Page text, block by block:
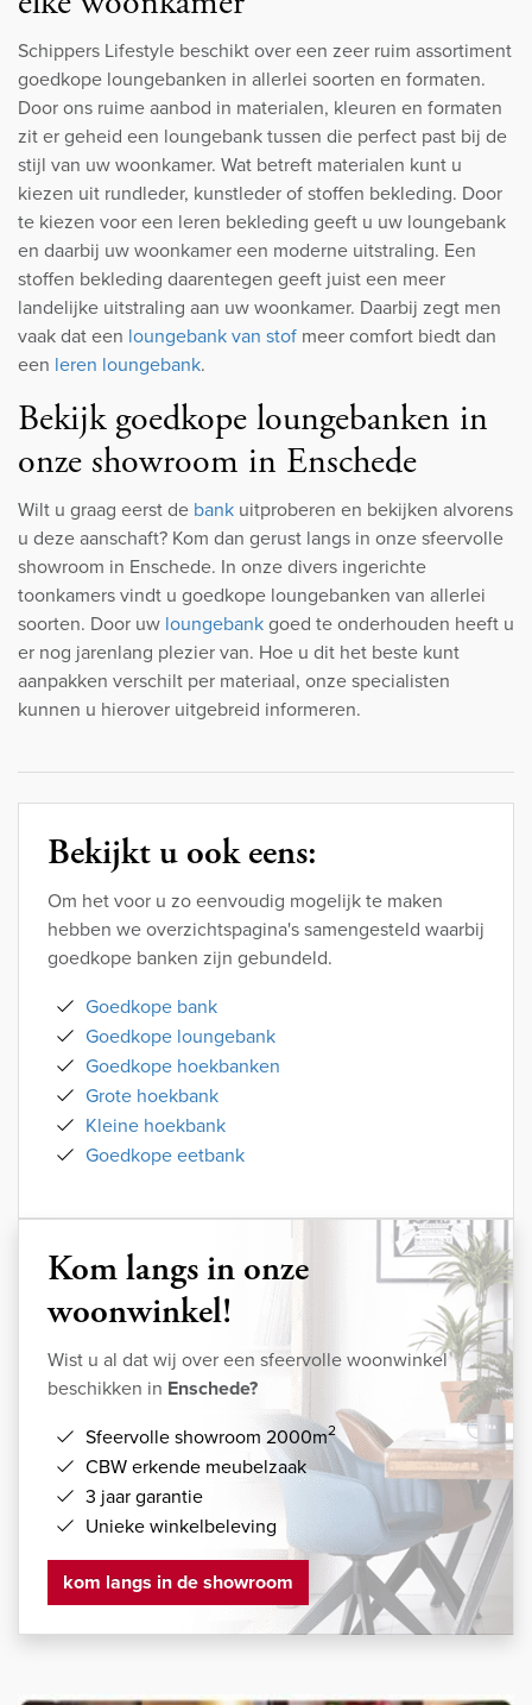
Schippers Lifestyle beschikt over een zeer ruim assortiment
goedkope loungebanken in allerlei soorten en formaten.
Door ons ruime aanbod in materialen, kleuren en formaten
zit er geheid een loungebank tussen die perfect past bij de
stijl van uw woonkamer. Wat betreft materialen kunt u
kiezen uit rundleder, kunstleder of stoffen bekleding. Door
te kiezen voor een leren bekleding geeft u uw loungebank
en daarbij uw woonkamer een moderne uitstraling. Een
stoffen bekleding daarentegen geeft juist een meer
landelijke uitstraling aan uw woonkamer. Daarbij zegt men
vaak dat een loungebank van stof meer comfort biedt dan
een leren loungebank.
Bekijk goedkope loungebanken in
onze showroom in Enschede
Wilt u graag eerst de bank uitproberen en bekijken alvorens
u deze aanschaft? Kom dan gerust langs in onze sfeervolle
showroom in Enschede. In onze divers ingerichte
toonkamers vindt u goedkope loungebanken van allerlei
soorten. Door uw loungebankgoed te onderhouden heeft u
er nog jarenlang plezier van. Hoe u dit het beste kunt
aanpakken verschilt per materiaal, onze specialisten
kunnen u hierover uitgebreid informeren.
Bekijkt u ook eens:
Om het voor u zo eenvoudig mogelijk te maken
hebben we overzichtspagina's samengesteld waarbij
goedkope banken zijn gebundeld.
Goedkope bank
Goedkope loungebank
Goedkope hoekbanken
Grote hoekbank
Kleine hoekbank
Goedkope eetbank
Kom langs in onze
woonwinkel!
Wist u al dat wij over een sfeervolle woonwinkel
beschikken in Enschede?
Sfeervolle showroom 2000m2
CBW erkende meubelzaak
3 jaar garantie
Unieke winkelbeleving
kom langs in de showroom